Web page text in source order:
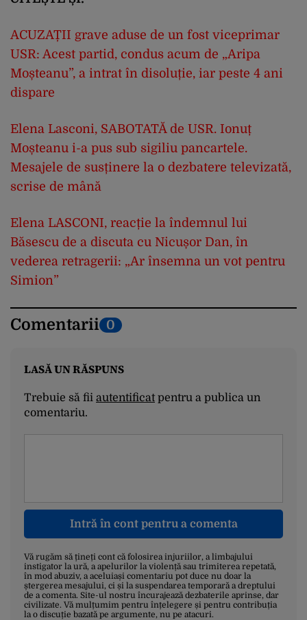
ACUZAȚII grave aduse de un fost viceprimar
USR: Acest partid, condus acum de „Aripa
Moșteanu”, a intrat în disoluție, iar peste 4 ani
dispare
Elena Lasconi, SABOTATĂ de USR. Ionuț
Moșteanu i-a pus sub sigiliu pancartele.
Mesajele de susținere la o dezbatere televizată,
scrise de mână
Elena LASCONI, reacție la îndemnul lui
Băsescu de a discuta cu Nicușor Dan, în
vederea retragerii: „Ar însemna un vot pentru
Simion”
Comentarii 0
LASĂ UN RĂSPUNS
Trebuie să fii autentificatpentru a publica un
comentariu.
Intră în cont pentru a comenta
Vă rugăm să țineți cont că folosirea injuriilor, a limbajului
instigator la ură, a apelurilor la violență sau trimiterea repetată,
în mod abuziv, a aceluiași comentariu pot duce nu doar la
ștergerea mesajului, ci și la suspendarea temporară a dreptului
de a comenta. Site-ul nostru încurajează dezbaterile aprinse, dar
civilizate. Vă mulțumim pentru înțelegere și pentru contribuția
la o discuție bazată pe argumente, nu pe atacuri.